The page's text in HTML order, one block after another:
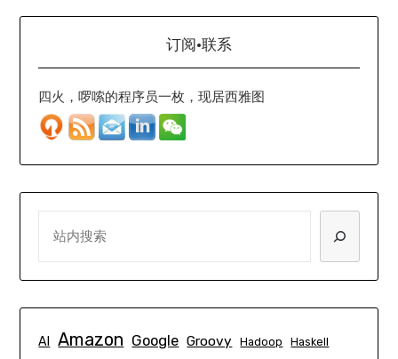
订阅·联系
四火，啰嗦的程序员一枚，现居西雅图
AI Amazon Google Groovy Hadoop Haskell